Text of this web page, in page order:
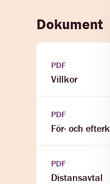
Dokument
PDF
Villkor
PDF
För- och
PDF
Distansavtal